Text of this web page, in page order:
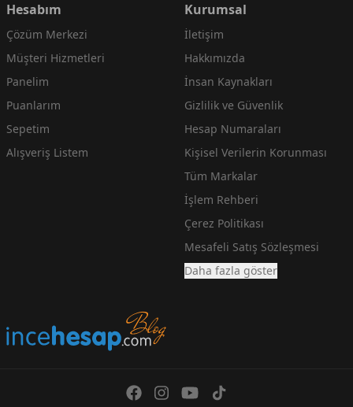
Hesabım
Çözüm Merkezi
Müşteri Hizmetleri
Panelim
Puanlarım
Sepetim
Alışveriş Listem
Kurumsal
İletişim
Hakkımızda
İnsan Kaynakları
Gizlilik ve Güvenlik
Hesap Numaraları
Kişisel Verilerin Korunması
Tüm Markalar
İşlem Rehberi
Çerez Politikası
Mesafeli Satış Sözleşmesi
Daha fazla göster